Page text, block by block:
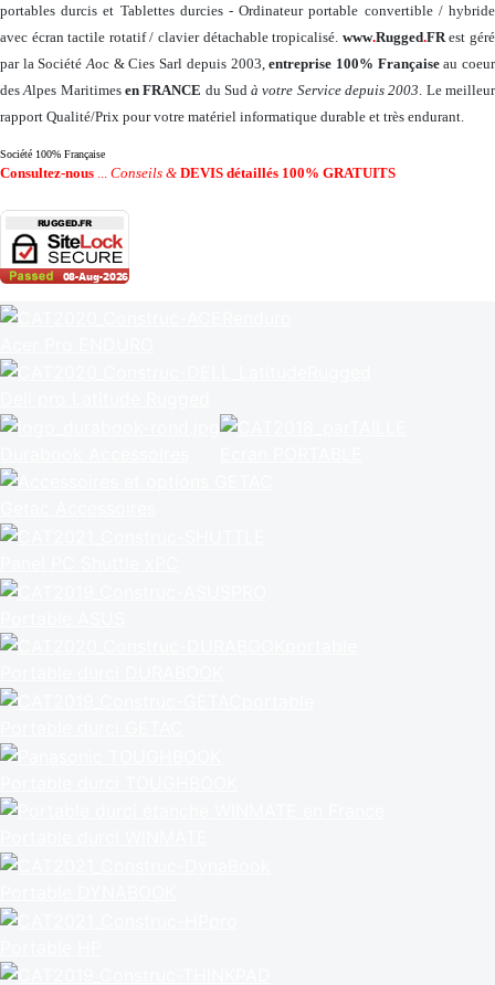
portables durcis et Tablettes durcies - Ordinateur portable convertible / hybride
avec écran tactile rotatif / clavier détachable tropicalisé. www.Rugged.FRest géré
par la SociétéAoc & Cies Sarl depuis 2003,entreprise 100% Françaiseau coeur
desAlpes Maritimes en FRANCE du Sudà votre Service depuis 2003 . Le meilleur
rapport Qualité/Prix pour votre matériel informatique durable et très endurant.
Société 100% Française
Consultez-nous Conseils & DEVIS détaillés 100% GRATUITS